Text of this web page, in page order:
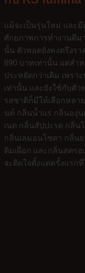
แม้จะเป็นรุ่นใหม่ และ
ศักยภาพการทำงานดีม
นั้น ตัวพอตยังคงตรึงรา
890 บาทเท่านั้น แต่สำ
ประหยัดกว่าเดิม เพรา
เท่านั้น และยังใช้กับตั
รสชาติก็มีให้เลือกหล
นท์ กลิ่นน้ำแร่ กลิ่นองุ่น
เนด กลิ่นสัปปะรด กลิ่น
กลิ่นเลมอนโซดา กลิ่น
ติมเผือก และกลิ่นสตร
จะติดใจตั้งแต่ครั้งแรก